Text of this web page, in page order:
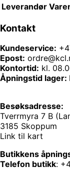
Leverandør
Kontakt
Kundeservice:
Epost:
Kontortid: kl.
Åpningstid lager:
Besøksadresse:
Tverrmyra 7 B
3185 Skoppum
Link til kart
Butikkens
Telefon butikk: